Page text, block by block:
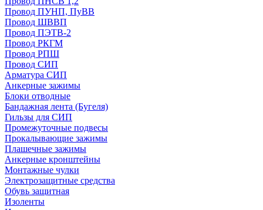
Провод ПУНП, ПуВВ
Провод ШВВП
Провод ПЭТВ-2
Провод РКГМ
Провод РПШ
Провод СИП
Арматура СИП
Анкерные зажимы
Блоки отводные
Бандажная лента (Бугеля)
Гильзы для СИП
Промежуточные подвесы
Прокалывающие зажимы
Плашечные зажимы
Анкерные кронштейны
Монтажные чулки
Электрозащитные средства
Обувь защитная
Изоленты